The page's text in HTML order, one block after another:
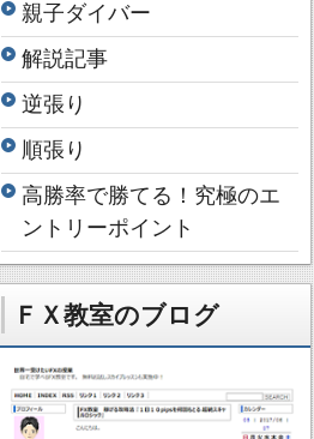
親子ダイバー
解説記事
逆張り
順張り
高勝率で勝てる！究極のエ
ントリーポイント
ＦＸ教室のブログ